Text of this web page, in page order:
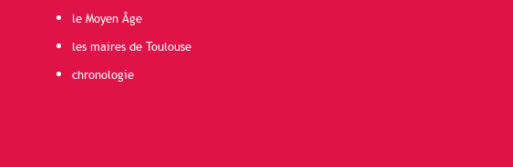
le Moyen Âge
les maires de Toulouse
chronologie